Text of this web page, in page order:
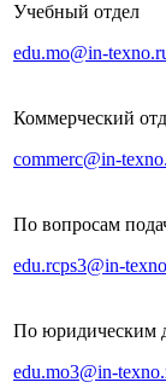
Учебный отдел
edu.mo@in-
Коммерческий
commerc@in-
По вопросам
edu.rcps3@in-
По юридическим
edu.mo3@in-